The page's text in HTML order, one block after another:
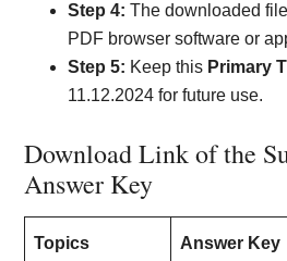
Step 4: The downloaded
PDF browser software or
Step 5: Keep this Primary
11.12.2024 for future use.
Download Link of the
Answer Key
Topics Answer Key